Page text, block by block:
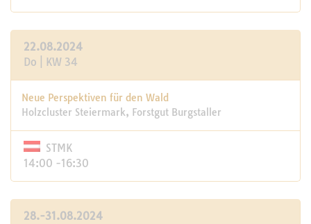
22.08.2024
Do | KW 34
Neue Perspektiven für den Wald
Holzcluster Steiermark, Forstgut Burgstaller
STMK
14:00 -16:30
28.-31.08.2024